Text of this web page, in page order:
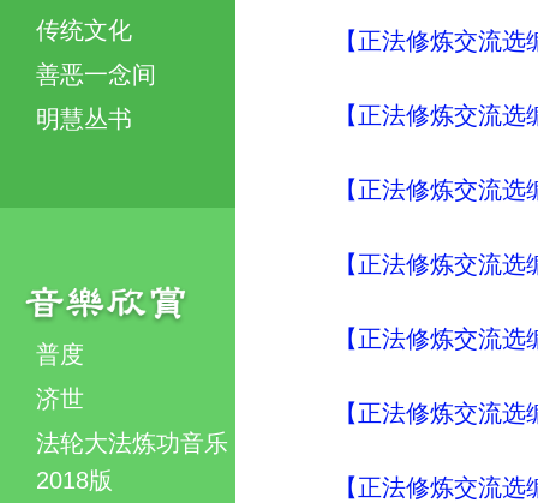
传统文化
善恶一念间
明慧丛书
普度
济世
法轮大法炼功音乐
2018版
【正法修炼交流
【正法修炼交流
【正法修炼交流
【正法修炼交流
【正法修炼交流
【正法修炼交流
【正法修炼交流